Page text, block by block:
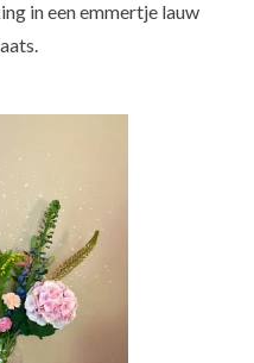
in een emmertje lauw